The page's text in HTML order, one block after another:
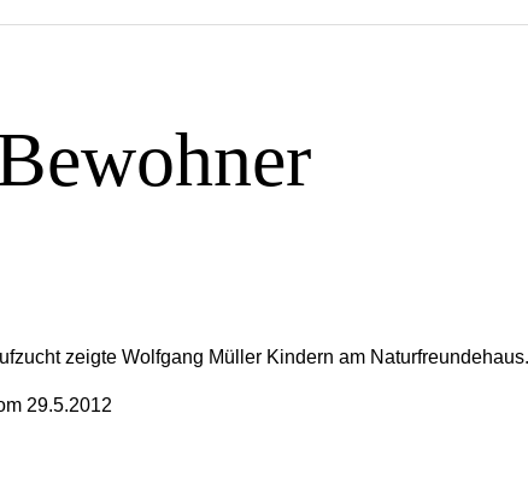
zeigte Wolfgang Müller Kindern am Naturfreundehaus.
29.5.2012